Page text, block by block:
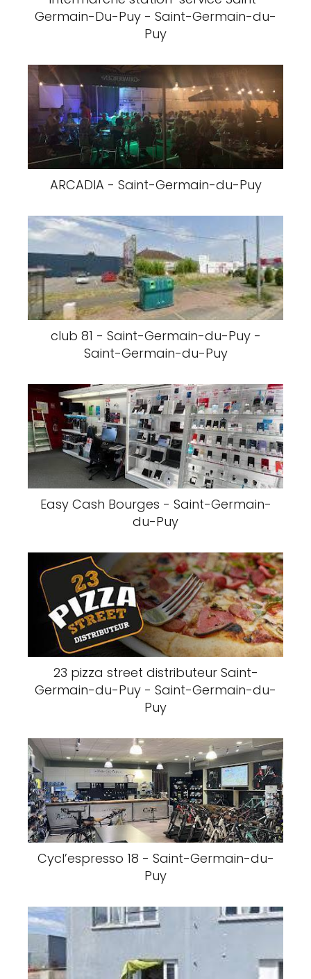
Germain-Du-Puy - Saint-Germain-du-
Puy
ARCADIA - Saint-Germain-du-Puy
club 81 - Saint-Germain-du-Puy -
Saint-Germain-du-Puy
Easy Cash Bourges - Saint-Germain-
du-Puy
23 pizza street distributeur Saint-
Germain-du-Puy - Saint-Germain-du-
Puy
Cycl’espresso 18 - Saint-Germain-du-
Puy